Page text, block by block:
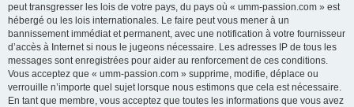
peut transgresser les lois de votre pays, du pays où « umm-passion.com » est
hébergé ou les lois internationales. Le faire peut vous mener à un
bannissement immédiat et permanent, avec une notification à votre fournisseur
d’accès à Internet si nous le jugeons nécessaire. Les adresses IP de tous les
messages sont enregistrées pour aider au renforcement de ces conditions.
Vous acceptez que « umm-passion.com » supprime, modifie, déplace ou
verrouille n’importe quel sujet lorsque nous estimons que cela est nécessaire.
En tant que membre, vous acceptez que toutes les informations que vous avez